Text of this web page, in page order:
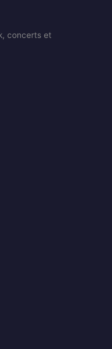
concerts et